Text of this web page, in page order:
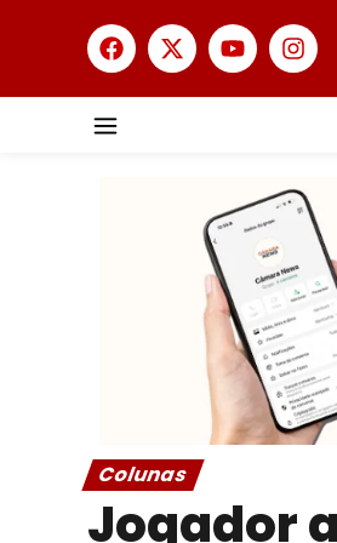
Colunas
Jogador